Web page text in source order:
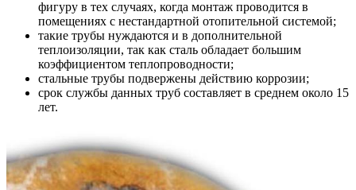
фигуру в тех случаях, когда монтаж проводится в
помещениях с нестандартной отопительной системой;
такие трубы нуждаются и в дополнительной
теплоизоляции, так как сталь обладает большим
коэффициентом теплопроводности;
стальные трубы подвержены действию коррозии;
срок службы данных труб составляет в среднем около 15
лет.